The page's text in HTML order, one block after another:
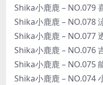
Shika小鹿鹿 – NO.079
Shika小鹿鹿 – NO.078
Shika小鹿鹿 – NO.077
Shika小鹿鹿 – NO.076
Shika小鹿鹿 – NO.075
Shika小鹿鹿 – NO.074